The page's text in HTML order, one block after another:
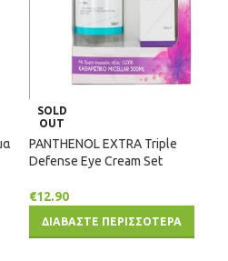
SOLD
OUT
PANTHENOL EXTRA Triple
Defense Eye Cream Set
€12.90
ΔΙΑΒΑΣΤΕ ΠΕΡΙΣΣΟΤΕΡΑ